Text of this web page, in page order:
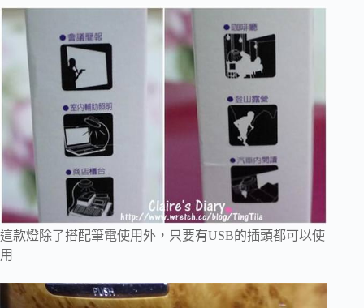
這款燈除了搭配筆電使用外，只要有USB的插頭都可以使
用